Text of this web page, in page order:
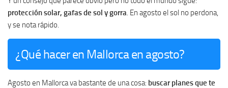
protección solar, gafas de sol y gorra . En agosto el sol no perdona,
y se nota rápido.
¿Qué hacer en Mallorca en agosto?
Agosto en Mallorca va bastante de una cosa: buscar planes que te